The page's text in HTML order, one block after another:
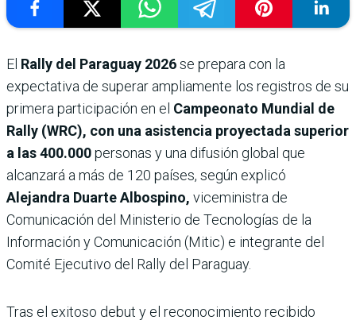
El Rally del Paraguay 2026se prepara con la
expectativa de superar ampliamente los registros de su
primera participación en el Campeonato Mundial de
Rally (WRC), con una asistencia proyectada superior
a las 400.000personas y una difusión global que
alcanzará a más de 120 países, según explicó
Alejandra Duarte Albospino, viceministra de
Comunicación del Ministerio de Tecnologías de la
Información y Comunicación (Mitic) e integrante del
Comité Ejecutivo del Rally del Paraguay.
Tras el exitoso debut y el reconocimiento recibido